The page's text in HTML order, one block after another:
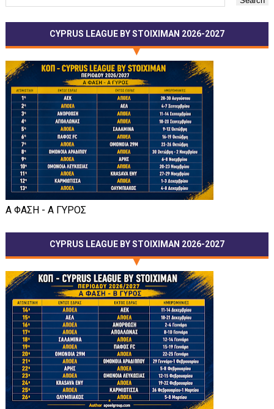
CYPRUS LEAGUE BY STOIXIMAN 2026-2027
Α ΦΑΣΗ - Α ΓΥΡΟΣ
CYPRUS LEAGUE BY STOIXIMAN 2026-2027